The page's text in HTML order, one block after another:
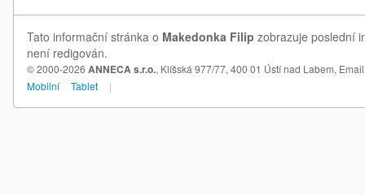
Tato informační stránka o Makedonka Filip zobrazuje poslední
není redigován.
© 2000-2026 ANNECA s.r.o., Klíšská 977/77, 400 01 Ústí nad Labem,
Mobilní
Tablet |